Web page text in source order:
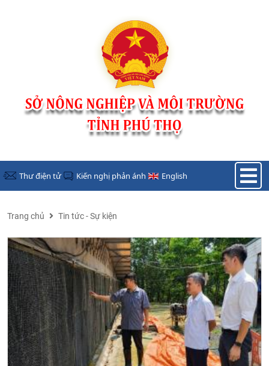
Thư điện tử Kiến nghị phản ánh English
Trang chủ Tin tức - Sự kiện